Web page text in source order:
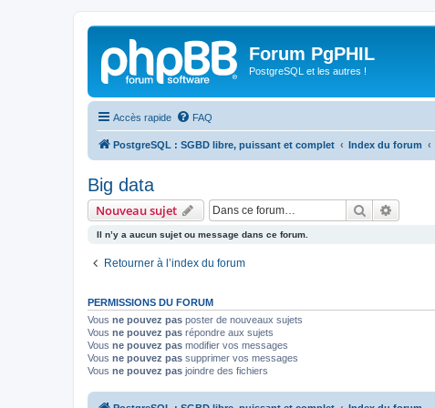
Forum PgPHIL
PostgreSQL et les autres !
Accès rapide FAQ
PostgreSQL : SGBD libre, puissant et complet Index du forum
Big data
Nouveau sujet Rechercher
Il n’y a aucun sujet ou message dans ce forum.
Retourner à l’index du forum
PERMISSIONS DU FORUM
Vous ne pouvez pas poster de nouveaux sujets
Vous ne pouvez pas répondre aux sujets
Vous ne pouvez pas modifier vos messages
Vous ne pouvez pas supprimer vos messages
Vous ne pouvez pas joindre des fichiers